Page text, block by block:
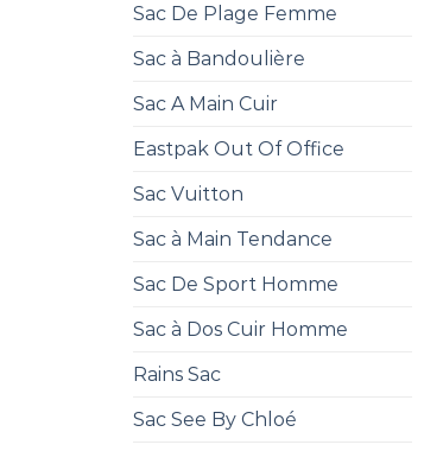
Sac De Plage Femme
Sac à Bandoulière
Sac A Main Cuir
Eastpak Out Of Office
Sac Vuitton
Sac à Main Tendance
Sac De Sport Homme
Sac à Dos Cuir Homme
Rains Sac
Sac See By Chloé